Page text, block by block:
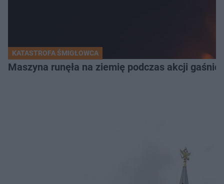
KATASTROFA ŚMIGŁOWCA
Maszyna runęła na ziemię podczas akcji